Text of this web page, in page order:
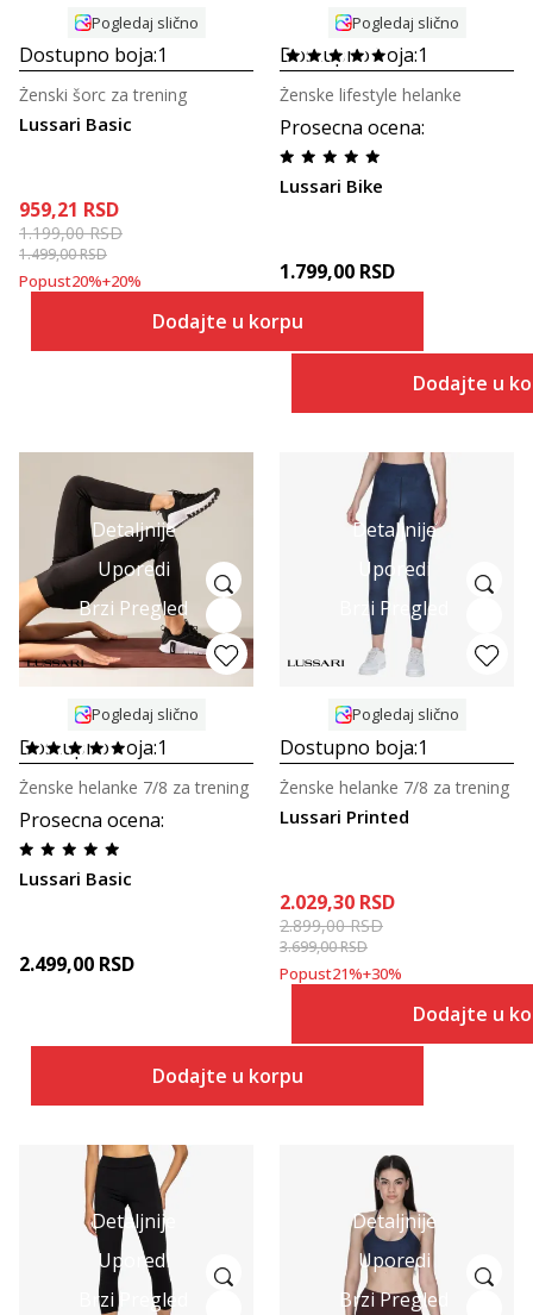
Pogledaj slično
Dostupno boja:1
Lussari Basic
Ženski šorc za trening
959,21 RSD
1.199,00RSD
1.499,00RSD
Popust20%+20%
Dodajte u korpu
Pogledaj slično
Dostupno boja:1
Prosecna ocena:
Lussari Bike
Ženske lifestyle helanke
1.799,00 RSD
Dodajte u
Detaljnije
Uporedi
Brzi Pregled
Pogledaj slično
Dostupno boja:1
Prosecna ocena:
Lussari Basic
Ženske helanke 7/8 za trening
2.499,00 RSD
Dodajte u korpu
Detaljnije
Uporedi
Brzi Pregled
Pogledaj slično
Dostupno boja:1
Lussari Printed
Ženske helanke 7/8 za trening
2.029,30 RSD
2.899,00RSD
3.699,00RSD
Popust21%+30%
Dodajte u
Detaljnije
Uporedi
Brzi Pregled
Detaljnije
Uporedi
Brzi Pregled